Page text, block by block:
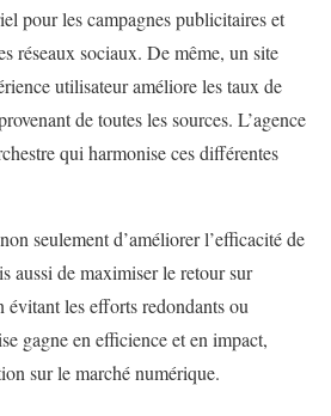
pour les campagnes publicitaires et
réseaux sociaux. De même, un site
utilisateur améliore les taux de
de toutes les sources. L’agence
qui harmonise ces différentes
seulement d’améliorer l’efficacité de
aussi de maximiser le retour sur
évitant les efforts redondants ou
gagne en efficience et en impact,
sur le marché numérique.